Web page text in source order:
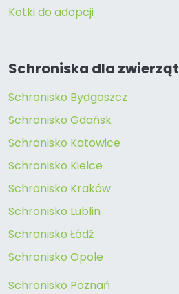
Kotki do adopcji
Schroniska dla zwierząt
Schronisko Bydgoszcz
Schronisko Gdańsk
Schronisko Katowice
Schronisko Kielce
Schronisko Kraków
Schronisko Lublin
Schronisko Łódź
Schronisko Opole
Schronisko Poznań